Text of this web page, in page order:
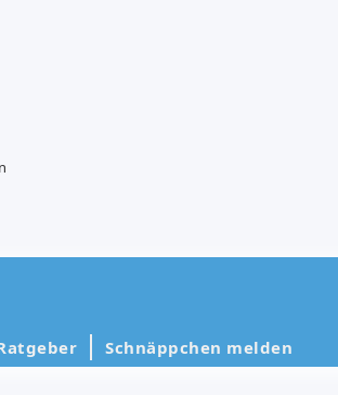
Schnäppchen melden